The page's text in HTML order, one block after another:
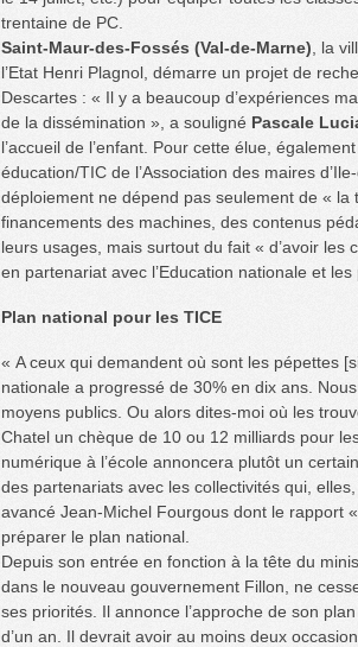
trentaine de PC.
Saint-Maur-des-Fossés (Val-de-Marne) , la
l’Etat Henri Plagnol, démarre un projet de
Descartes : « Il y a beaucoup d’expériences
de la dissémination », a souligné Pascale
l’accueil de l’enfant. Pour cette élue,
éducation/TIC de l’Association des maires
déploiement ne dépend pas seulement de «
financements des machines, des contenus
leurs usages, mais surtout du fait « d’avoir
en partenariat avec l’Education nationale et les
Plan national pour les TICE
« A ceux qui demandent où sont les pépettes
nationale a progressé de 30% en dix ans.
moyens publics. Ou alors dites-moi où les
Chatel un chèque de 10 ou 12 milliards pour
numérique à l’école annoncera plutôt un
des partenariats avec les collectivités qui,
avancé Jean-Michel Fourgous dont le rapport
préparer le plan national.
Depuis son entrée en fonction à la tête du
dans le nouveau gouvernement Fillon, ne
ses priorités. Il annonce l’approche de son
d’un an. Il devrait avoir au moins deux